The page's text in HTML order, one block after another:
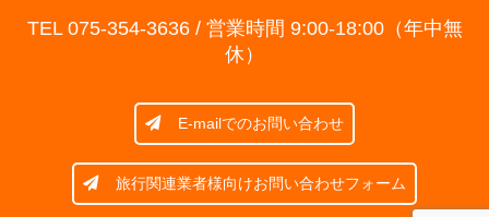
TEL 075-354-3636/ 営業時間 9:00-18:00（年中無
休）
E-mailでのお問い合わせ
旅行関連業者様向けお問い合わせフォーム